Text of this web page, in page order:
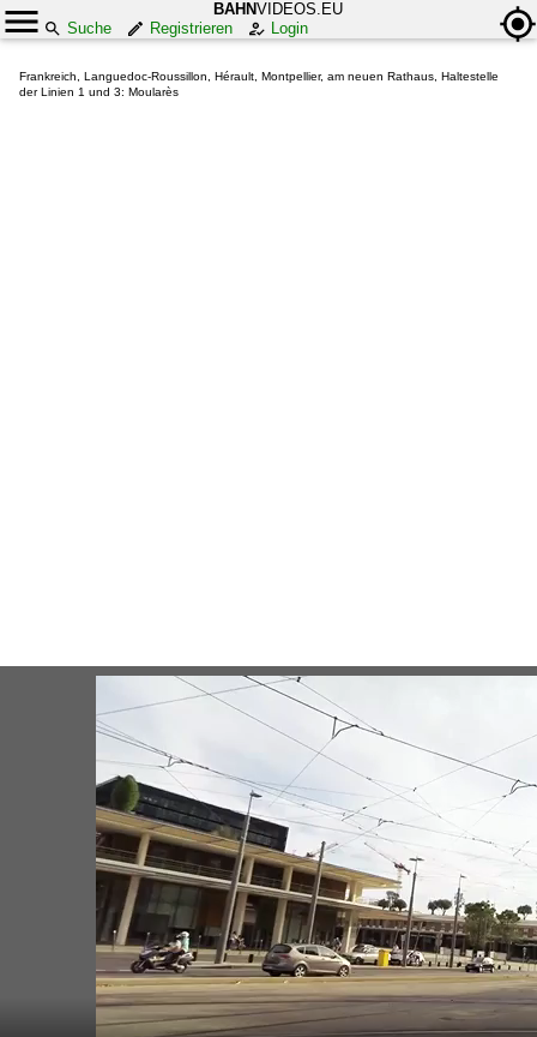
BAHNVIDEOS.EU
Suche
Registrieren Login
Frankreich, Languedoc-Roussillon, Hérault, Montpellier, am neuen Rathaus, Haltestelle
der Linien 1 und 3: Moularès